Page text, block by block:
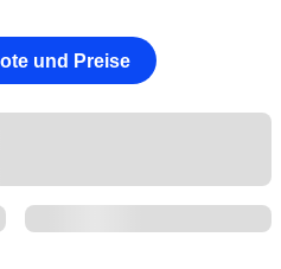
und Preise